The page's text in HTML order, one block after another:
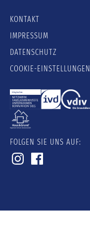
KONTAKT
IMPRESSUM
DATENSCHUTZ
COOKIE-EINSTELLUNGEN
FOLGEN SIE UNS AUF: